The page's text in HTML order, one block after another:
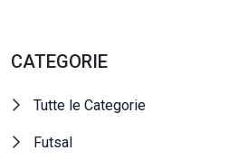
CATEGORIE
Tutte le Categorie
Futsal